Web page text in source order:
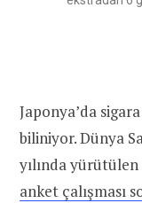
Japonya’da
biliniyor. Dünya
yılında
anket çalışması